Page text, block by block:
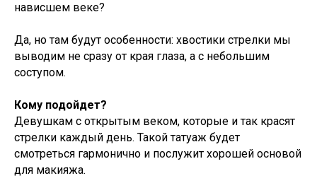
нависшем веке?
Да, но там будут особенности: хвостики стрелки мы
выводим не сразу от края глаза, а с небольшим
соступом.
Кому подойдет?
Девушкам с открытым веком, которые и так красят
стрелки каждый день. Такой татуаж будет
смотреться гармонично и послужит хорошей основой
для макияжа.